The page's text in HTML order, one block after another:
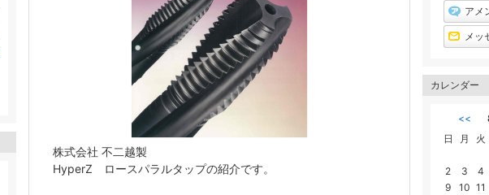
株式会社 不二越製
HyperZ ロースパラルタップの紹介です。
アメ
メッ
カレンダー
<<
日
月 火
2
3 4
9
10 11